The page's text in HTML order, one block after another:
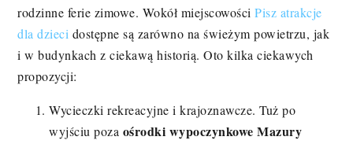
rodzinne ferie zimowe. Wokół miejscowościPisz atrakcje
dla dzieci dostępne są zarówno na świeżym powietrzu, jak
i w budynkach z ciekawą historią. Oto kilka ciekawych
propozycji:
Wycieczki rekreacyjne i krajoznawcze. Tuż po
wyjściu poza ośrodki wypoczynkowe Mazury